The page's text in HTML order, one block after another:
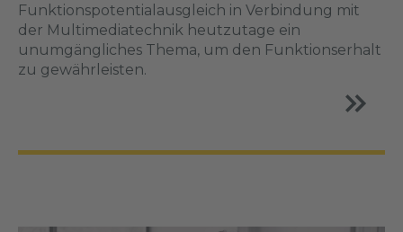
Funktionspotentialausgleich in Verbindung mit
der Multimediatechnik heutzutage ein
unumgängliches Thema, um den Funktionserhalt
zu gewährleisten.